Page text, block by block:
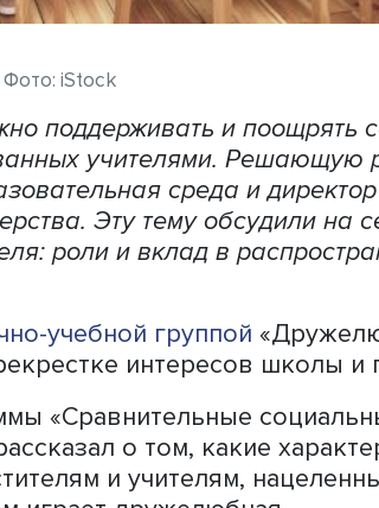
важно поддерживать и
учителями.
среда и
Эту тему
роли и вклад в